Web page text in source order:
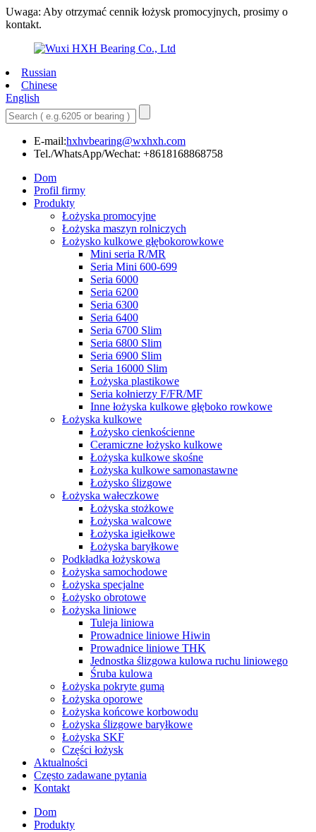
Uwaga: Aby otrzymać cennik łożysk promocyjnych, prosimy o
kontakt.
Russian
Chinese
English
E-mail:hxhvbearing@wxhxh.com
Tel./WhatsApp/Wechat: +8618168868758
Dom
Profil firmy
Produkty
Łożyska promocyjne
Łożyska maszyn rolniczych
Łożysko kulkowe głębokorowkowe
Mini seria R/MR
Seria Mini 600-699
Seria 6000
Seria 6200
Seria 6300
Seria 6400
Seria 6700 Slim
Seria 6800 Slim
Seria 6900 Slim
Seria 16000 Slim
Łożyska plastikowe
Seria kołnierzy F/FR/MF
Inne łożyska kulkowe głęboko rowkowe
Łożyska kulkowe
Łożysko cienkościenne
Ceramiczne łożysko kulkowe
Łożyska kulkowe skośne
Łożyska kulkowe samonastawne
Łożysko ślizgowe
Łożyska wałeczkowe
Łożyska stożkowe
Łożyska walcowe
Łożyska igiełkowe
Łożyska baryłkowe
Podkładka łożyskowa
Łożyska samochodowe
Łożyska specjalne
Łożysko obrotowe
Łożyska liniowe
Tuleja liniowa
Prowadnice liniowe Hiwin
Prowadnice liniowe THK
Jednostka ślizgowa kulowa ruchu liniowego
Śruba kulowa
Łożyska pokryte gumą
Łożyska oporowe
Łożyska końcowe korbowodu
Łożyska ślizgowe baryłkowe
Łożyska SKF
Części łożysk
Aktualności
Często zadawane pytania
Kontakt
Dom
Produkty